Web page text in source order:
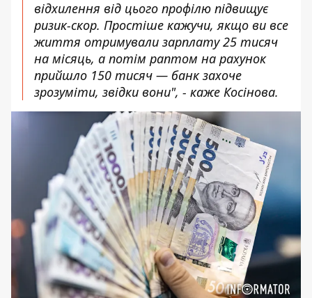
відхилення від цього профілю підвищує
ризик-скор. Простіше кажучи, якщо ви все
життя отримували зарплату 25 тисяч
на місяць, а потім раптом на рахунок
прийшло 150 тисяч — банк захоче
зрозуміти, звідки вони", - каже Косінова.